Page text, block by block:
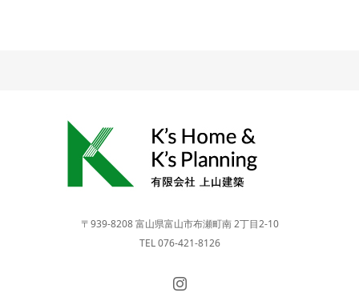
〒939-8208 富山県富山市布瀬町南 2丁目2-10
TEL 076-421-8126